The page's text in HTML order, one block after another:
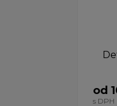
od
s DPH